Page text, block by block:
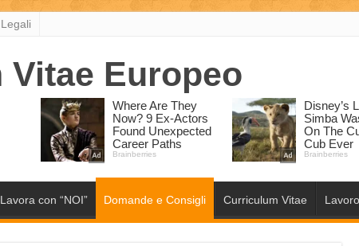
Lavora con “NOI” Domande e Consigli Curriculum Vitae